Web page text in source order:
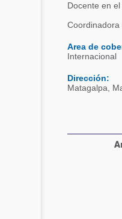
Avicultura
Porcicultura
Lechería
Balanceados -
Avicultura
Porcicultura
Ganadería
Lechería
Docente en
Coordinadora
Area de
Internacional
Dirección:
Matagalpa,